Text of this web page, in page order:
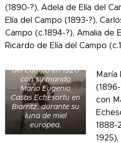
(1890-?), Adela de Elía del
Elía del Campo (1893-?),
Campo (c.1894-?), Amalia de
Ricardo de Elía del Campo
del Campo en 1920
con su marido
Mario Eugenio
Casas Echesortu en
Biarritz, durante su
luna de miel
europea.
María
con
1888-